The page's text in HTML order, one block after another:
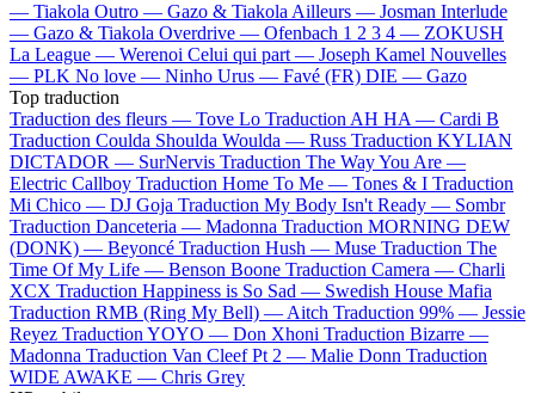
— Tiakola Outro — Gazo & Tiakola Ailleurs — Josman Interlude
— Gazo & Tiakola Overdrive — Ofenbach 1 2 3 4 — ZOKUSH
La League — Werenoi Celui qui part — Joseph Kamel Nouvelles
— PLK No love — Ninho Urus — Favé (FR) DIE — Gazo
Top traduction
Traduction des fleurs — Tove Lo Traduction AH HA — Cardi B
Traduction Coulda Shoulda Woulda — Russ Traduction KYLIAN
DICTADOR — SurNervis Traduction The Way You Are —
Electric Callboy Traduction Home To Me — Tones & I Traduction
Mi Chico — DJ Goja Traduction My Body Isn't Ready — Sombr
Traduction Danceteria — Madonna Traduction MORNING DEW
(DONK) — Beyoncé Traduction Hush — Muse Traduction The
Time Of My Life — Benson Boone Traduction Camera — Charli
XCX Traduction Happiness is So Sad — Swedish House Mafia
Traduction RMB (Ring My Bell) — Aitch Traduction 99% — Jessie
Reyez Traduction YOYO — Don Xhoni Traduction Bizarre —
Madonna Traduction Van Cleef Pt 2 — Malie Donn Traduction
WIDE AWAKE — Chris Grey